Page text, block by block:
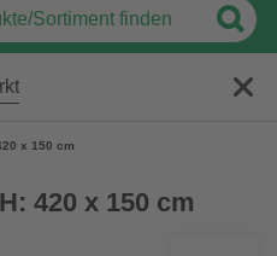
x 150 cm
420 x 150 cm